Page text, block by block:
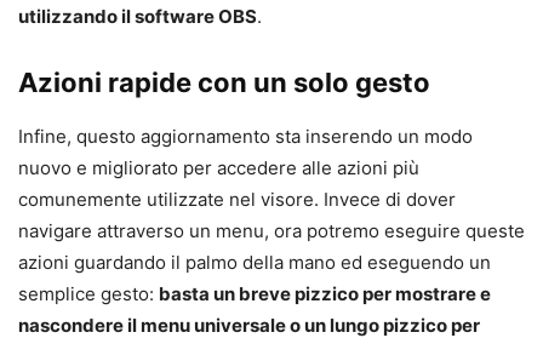
utilizzando il software OBS.
Azioni rapide con un solo gesto
Infine, questo aggiornamento sta inserendo un modo
nuovo e migliorato per accedere alle azioni più
comunemente utilizzate nel visore. Invece di dover
navigare attraverso un menu, ora potremo eseguire queste
azioni guardando il palmo della mano ed eseguendo un
semplice gesto: basta un breve pizzico per mostrare e
nascondere il menu universale o un lungo pizzico per